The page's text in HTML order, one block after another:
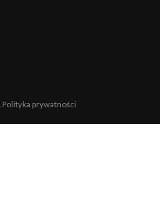
Polityka prywatności